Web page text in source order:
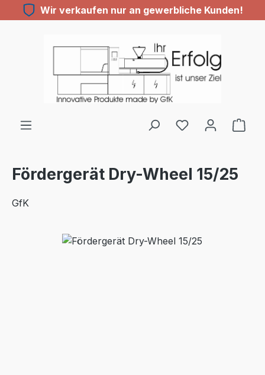
Zum Hauptinhalt springen
Wir verkaufen nur an gewerbliche Kunden!
Du hast 0
Fördergerät Dry-Wheel 15/25
GfK
Bildergalerie überspringen